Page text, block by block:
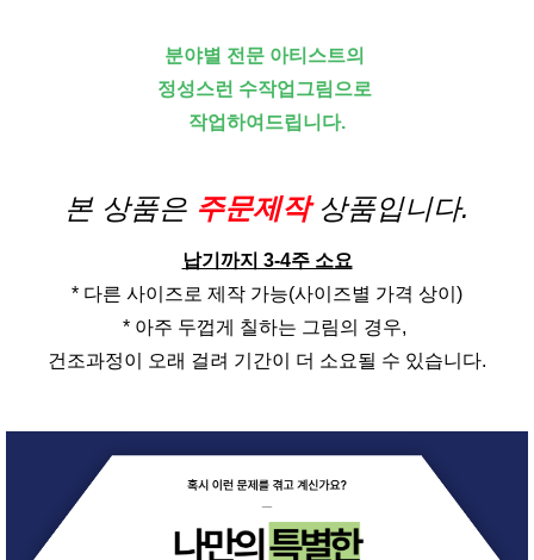
분야별 전문 아티스트의
정성스런 수작업그림으로
작업하여드립니다.
본 상품은 주문제작 상품입니다.
납기까지 3-4주 소요
* 다른 사이즈로 제작 가능(사이즈별 가격 상이)
* 아주 두껍게 칠하는 그림의 경우,
건조과정이 오래 걸려 기간이 더 소요될 수 있습니다.